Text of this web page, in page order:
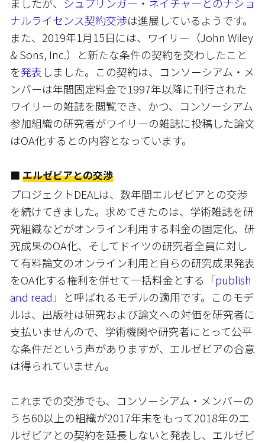
ナルライセンス契約交渉は進展しているようです。
また、2019年1月15日には、ワイリー（John Wiley
& Sons, Inc.）と新たな条件の契約を交わしたこと
を発表 しました。この契約は、コンソーシアム・メ
ンバーは年間固定料金で1997年以降に刊行された
ワイリーの雑誌を閲覧でき、かつ、コンソーシアム
参加組織の研究者がワイリーの雑誌に投稿した論文
はOA化するとの内容となっています。
■ エルゼビアとの交渉
プロジェクトDEALは、数年間エルゼビアとの交渉
を続けてきました。求めてきたのは、学術雑誌を研
究組織などがオンライン利用する料金の固定化、研
究成果のOA化、そしてドイツの研究者全員に対し
て有料論文のオンライン利用と自らの研究成果発表
をOA化する権利を併せて一括料金とする「publish
and read 」と呼ばれるモデルの適用です。このモデ
ルは、出版社は研究および論文への対価を研究者に
支払いませんので、学術機関や研究者にとって公平
な条件だという声がありますが、エルゼビアの合意
は得られていません。
これまでの交渉でも、コンソーシアム・メンバーの
うち60以上の組織が2017年末をもって2018年のエ
ルゼビアとの契約を延長しないと発表し、エルゼビ